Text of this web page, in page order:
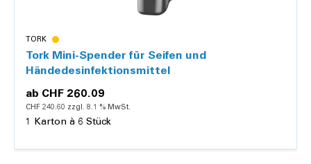
TORK
Tork Mini-Spender für Seifen und
Händedesinfektionsmittel
ab CHF 260.09
CHF 240.60 zzgl. 8.1 % MwSt.
1 Karton à 6 Stück